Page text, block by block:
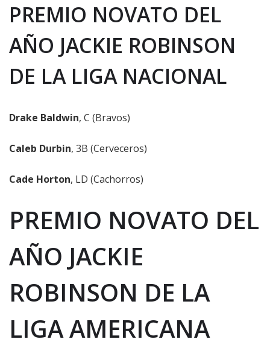
PREMIO NOVATO DEL
AÑO JACKIE ROBINSON
DE LA LIGA NACIONAL
Drake Baldwin, C (Bravos)
Caleb Durbin, 3B (Cerveceros)
Cade Horton, LD (Cachorros)
PREMIO NOVATO DEL
AÑO JACKIE
ROBINSON DE LA
LIGA AMERICANA